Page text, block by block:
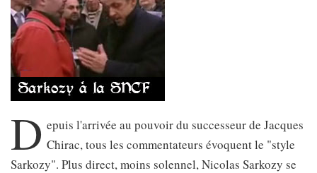
D epuis l'arrivée au pouvoir du successeur de Jacques
Chirac, tous les commentateurs évoquent le "style
Sarkozy". Plus direct, moins solennel, Nicolas Sarkozy se